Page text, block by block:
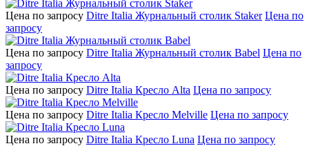
Цена по запросу Ditre Italia Журнальный столик Staker Цена по
запросу
Цена по запросу Ditre Italia Журнальный столик Babel Цена по
запросу
Цена по запросу Ditre Italia Кресло Alta Цена по запросу
Цена по запросу Ditre Italia Кресло Melville Цена по запросу
Цена по запросу Ditre Italia Кресло Luna Цена по запросу